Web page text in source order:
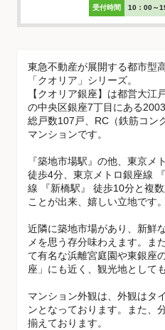
受付時間 10：00～
東急不動産が展開する都市型
「クオリア」シリーズ。
【クオリア銀座】は都営大江
の中央区銀座7丁目にある
総戸数107戸、RC（鉄筋コン
マンションです。
『築地市場駅』の他、東京メ
徒歩4分、東京メトロ銀座線
線 『新橋駅』 徒歩10分と複
ことが出来、嬉しい立地です。
近隣に築地市場があり、新鮮
メを思う存分味わえます。ま
て有名な浜離宮庭園や東銀座
座」にも近く、観光地として
マンション外観は、外観はタ
ンとなっております。また、
揃えております。